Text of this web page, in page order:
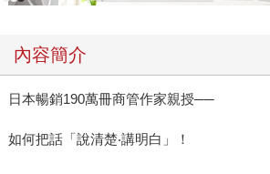
內容簡介
日本暢銷190萬冊商管作家親授──
如何把話「說清楚‧講明白」！